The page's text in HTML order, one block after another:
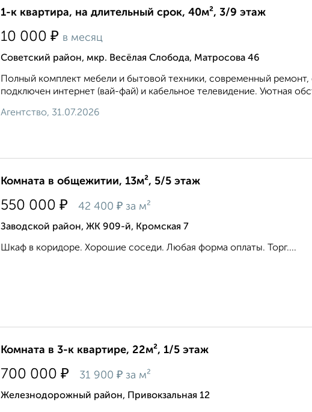
1-к квартира, на длительный срок, 40м², 3/9 этаж
10 000 ₽ в месяц
Советский район, мкр. Весёлая Слобода, Матросова 46
Полный комплект мебели и бытовой техники, современный ремонт,
подключен интернет (вай-фай) и кабельное телевидение. Уютная
Агентство, 31.07.2026
Комната в общежитии, 13м², 5/5 этаж
550 000 ₽ 42 400 ₽ за м²
Заводской район, ЖК 909-й, Кромская 7
Шкаф в коридоре. Хорошие соседи. Любая форма оплаты. Торг....
Комната в 3-к квартире, 22м², 1/5 этаж
700 000 ₽ 31 900 ₽ за м²
Железнодорожный район, Привокзальная 12